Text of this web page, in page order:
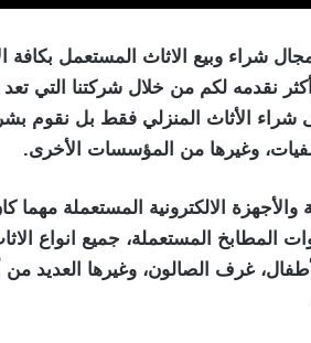
شراء وبيع الاثاث المستعمل بكافة
نقدمه لكم من خلال شركتنا التي
شراء الأثاث المنزلي فقط بل نقوم
وغيرها من المؤسسات الأخرى.
الالكترونية المستعملة
المستعملة، جميع انواع
غرف الصالون، وغيرها العديد من